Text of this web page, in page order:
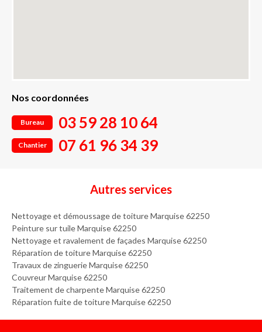
Nos coordonnées
Bureau 03 59 28 10 64
Chantier 07 61 96 34 39
Autres services
Nettoyage et démoussage de toiture Marquise 62250
Peinture sur tuile Marquise 62250
Nettoyage et ravalement de façades Marquise 62250
Réparation de toiture Marquise 62250
Travaux de zinguerie Marquise 62250
Couvreur Marquise 62250
Traitement de charpente Marquise 62250
Réparation fuite de toiture Marquise 62250